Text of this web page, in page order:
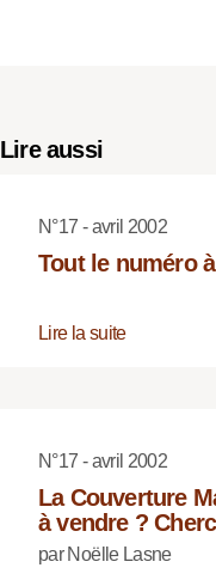
Lire aussi
N°17 - avril 2002
Tout le numéro
Lire la suite
N°17 - avril 2002
La Couverture
à vendre ?
par Noëlle Lasne